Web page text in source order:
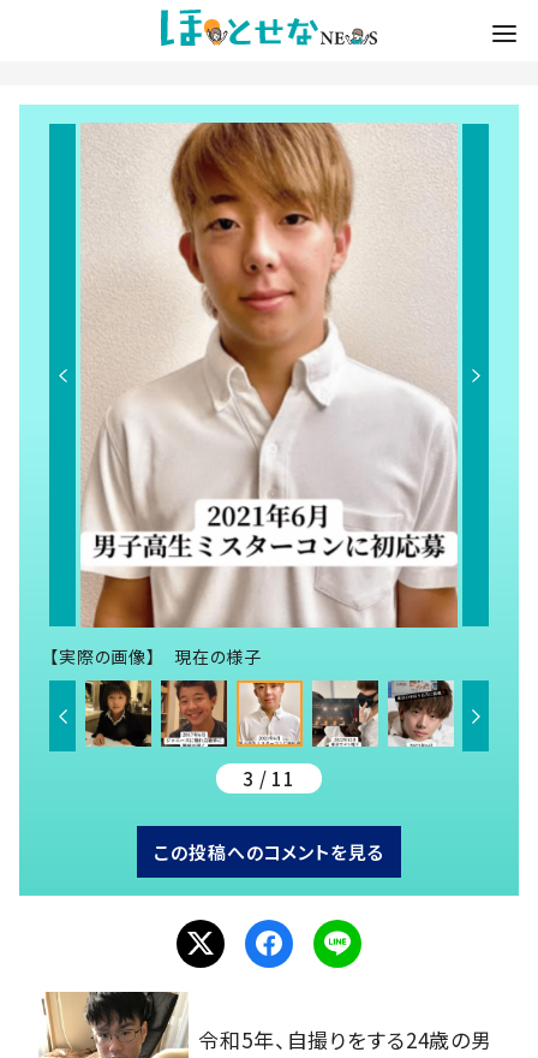
【実際の画像】 現在の様子
3 / 11
この投稿へのコメントを見る
令和5年、自撮りをする24歳の男